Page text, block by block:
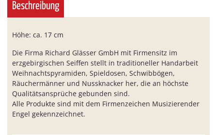
Beschreibung
Höhe: ca. 17 cm
Die Firma Richard Glässer GmbH mit Firmensitz im
erzgebirgischen Seiffen stellt in traditioneller Handarbeit
Weihnachtspyramiden, Spieldosen, Schwibbögen,
Räuchermänner und Nussknacker her, die an höchste
Qualitätsansprüche gebunden sind.
Alle Produkte sind mit dem Firmenzeichen Musizierender
Engel gekennzeichnet.